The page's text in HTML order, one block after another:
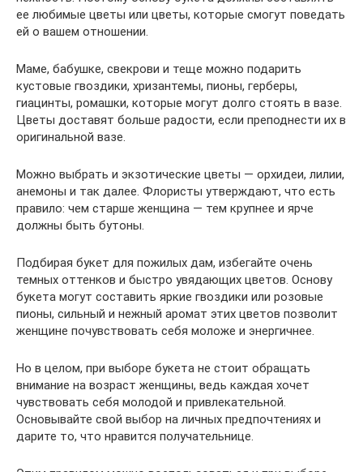
ее любимые цветы или цветы, которые смогут поведать
ей о вашем отношении.
Маме, бабушке, свекрови и теще можно подарить
кустовые гвоздики, хризантемы, пионы, герберы,
гиацинты, ромашки, которые могут долго стоять в вазе.
Цветы доставят больше радости, если преподнести их в
оригинальной вазе.
Можно выбрать и экзотические цветы — орхидеи, лилии,
анемоны и так далее. Флористы утверждают, что есть
правило: чем старше женщина — тем крупнее и ярче
должны быть бутоны.
Подбирая букет для пожилых дам, избегайте очень
темных оттенков и быстро увядающих цветов. Основу
букета могут составить яркие гвоздики или розовые
пионы, сильный и нежный аромат этих цветов позволит
женщине почувствовать себя моложе и энергичнее.
Но в целом, при выборе букета не стоит обращать
внимание на возраст женщины, ведь каждая хочет
чувствовать себя молодой и привлекательной.
Основывайте свой выбор на личных предпочтениях и
дарите то, что нравится получательнице.